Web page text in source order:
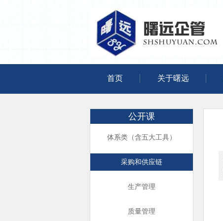
首页 关于曙远
公开课
体系类（含五大工具）
采购和供应链
生产管理
质量管理